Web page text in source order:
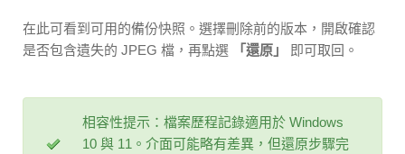
在此可看到可用的備份快照。選擇刪除前的版本，開啟確認
是否包含遺失的 JPEG 檔，再點選
「還原」 即可取回。
相容性提示：檔案歷程記錄適用於 Windows
10 與 11。介面可能略有差異，但還原步驟完